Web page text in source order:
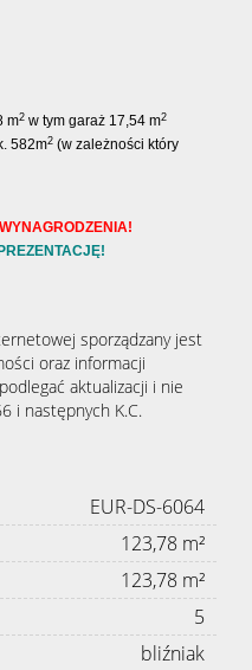
m2 w tym garaż 17,54 m2
582m2 (w zależności który
sporządzany jest
oraz informacji
aktualizacji i nie
i następnych K.C.
EUR-DS-6064
123,78 m²
123,78 m²
5
bliźniak